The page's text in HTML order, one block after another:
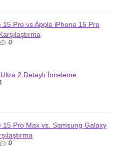
15 Pro vs Apple iPhone 15 Pro
0
2 Detaylı İnceleme
15 Pro Max vs. Samsung Galaxy
0